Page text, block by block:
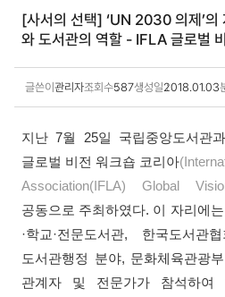
[사서의 선택] ‘UN 2030 의제’
와 도서관의 역할 - IFLA 글로벌
글쓴이 관리자조회수587생성일2018.01.03
지난 7월 25일 국립중앙도서관
글로벌 비전 워크숍 코리아
Association(IFLA) Global
공동으로 주최하였다. 이 자리에
·학교·전문도서관, 한국도서관
도서관행정 분야, 문화체육관광
관계자 및 전문가가 참석하